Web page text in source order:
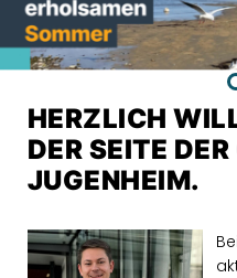
HERZLICH
DER SEITE
JUGENHEIM.